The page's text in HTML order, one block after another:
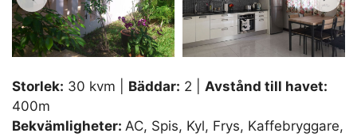
Storlek: 30 kvm | Bäddar: 2 | Avstånd till havet:
400m
Bekvämligheter: AC, Spis, Kyl, Frys, Kaffebryggare,